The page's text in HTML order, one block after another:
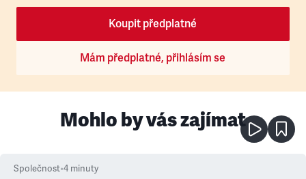
Koupit předplatné
Mám předplatné, přihlásím se
Mohlo by vás zajímat
Společnost•4 minuty